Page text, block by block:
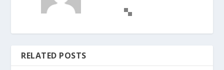
RELATED POSTS